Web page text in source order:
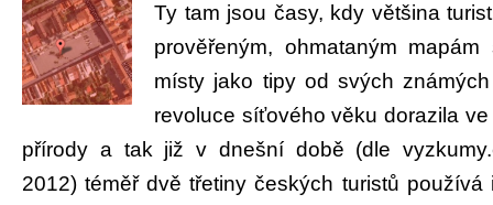
Ty tam jsou časy, kdy většina
prověřeným, ohmataným mapám
místy jako tipy od svých
revoluce síťového věku dorazila
přírody a tak již v dnešní době (dle
2012) téměř dvě třetiny českých turistů používá